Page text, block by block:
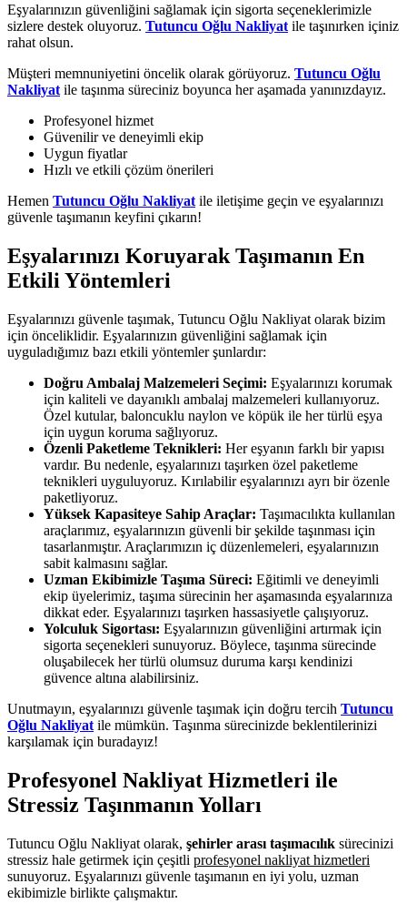
Eşyalarınızın güvenliğini sağlamak için sigorta seçeneklerimizle
sizlere destek oluyoruz. Tutuncu Oğlu Nakliyat ile taşınırken içiniz
rahat olsun.
Müşteri memnuniyetini öncelik olarak görüyoruz. Tutuncu Oğlu
Nakliyat ile taşınma süreciniz boyunca her aşamada yanınızdayız.
Profesyonel hizmet
Güvenilir ve deneyimli ekip
Uygun fiyatlar
Hızlı ve etkili çözüm önerileri
Hemen Tutuncu Oğlu Nakliyat ile iletişime geçin ve eşyalarınızı
güvenle taşımanın keyfini çıkarın!
Eşyalarınızı Koruyarak Taşımanın En
Etkili Yöntemleri
Eşyalarınızı güvenle taşımak, Tutuncu Oğlu Nakliyat olarak bizim
için önceliklidir. Eşyalarınızın güvenliğini sağlamak için
uyguladığımız bazı etkili yöntemler şunlardır:
Doğru Ambalaj Malzemeleri Seçimi: Eşyalarınızı korumak
için kaliteli ve dayanıklı ambalaj malzemeleri kullanıyoruz.
Özel kutular, baloncuklu naylon ve köpük ile her türlü eşya
için uygun koruma sağlıyoruz.
Özenli Paketleme Teknikleri: Her eşyanın farklı bir yapısı
vardır. Bu nedenle, eşyalarınızı taşırken özel paketleme
teknikleri uyguluyoruz. Kırılabilir eşyalarınızı ayrı bir özenle
paketliyoruz.
Yüksek Kapasiteye Sahip Araçlar: Taşımacılıkta kullanılan
araçlarımız, eşyalarınızın güvenli bir şekilde taşınması için
tasarlanmıştır. Araçlarımızın iç düzenlemeleri, eşyalarınızın
sabit kalmasını sağlar.
Uzman Ekibimizle Taşıma Süreci: Eğitimli ve deneyimli
ekip üyelerimiz, taşıma sürecinin her aşamasında eşyalarınıza
dikkat eder. Eşyalarınızı taşırken hassasiyetle çalışıyoruz.
Yolculuk Sigortası: Eşyalarınızın güvenliğini artırmak için
sigorta seçenekleri sunuyoruz. Böylece, taşınma sürecinde
oluşabilecek her türlü olumsuz duruma karşı kendinizi
güvence altına alabilirsiniz.
Unutmayın, eşyalarınızı güvenle taşımak için doğru tercih Tutuncu
Oğlu Nakliyat ile mümkün. Taşınma sürecinizde beklentilerinizi
karşılamak için buradayız!
Profesyonel Nakliyat Hizmetleri ile
Stressiz Taşınmanın Yolları
Tutuncu Oğlu Nakliyat olarak, şehirler arası taşımacılık sürecinizi
stressiz hale getirmek için çeşitli profesyonel nakliyat hizmetleri
sunuyoruz. Eşyalarınızı güvenle taşımanın en iyi yolu, uzman
ekibimizle birlikte çalışmaktır.